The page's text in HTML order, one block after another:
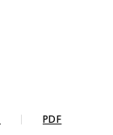
PDF